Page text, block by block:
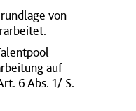
von
auf
6 Abs. 1/ S.